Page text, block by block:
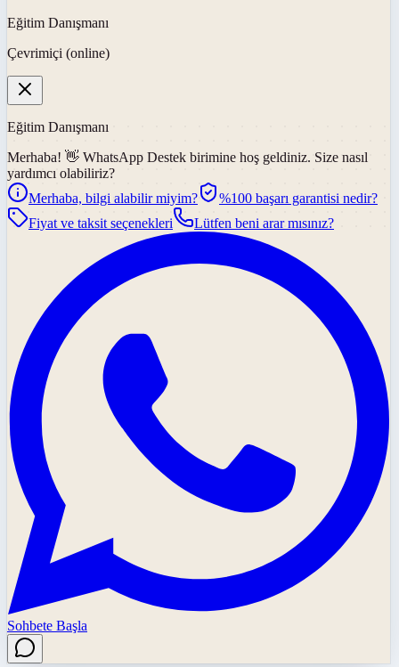
Eğitim Danışmanı
Çevrimiçi (online)
Eğitim Danışmanı
Merhaba! 👋 WhatsApp Destek birimine hoş geldiniz. Size nasıl
yardımcı olabiliriz?
Merhaba, bilgi alabilir miyim?
%100 başarı garantisi nedir?
Fiyat ve taksit seçenekleri
Lütfen beni arar mısınız?
Sohbete Başla